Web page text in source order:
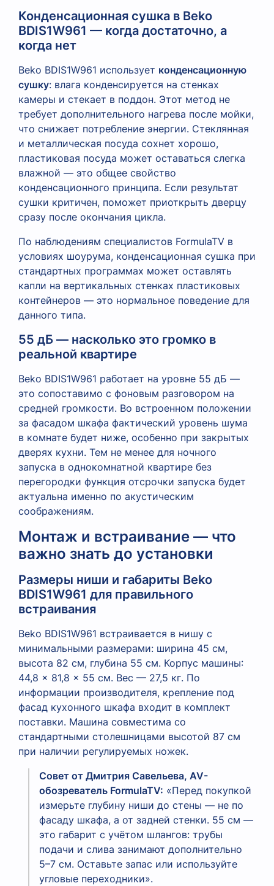
Конденсационная сушка в Beko
BDIS1W961 — когда достаточно, а
когда нет
Beko BDIS1W961 использует конденсационную
сушку: влага конденсируется на стенках
камеры и стекает в поддон. Этот метод не
требует дополнительного нагрева после мойки,
что снижает потребление энергии. Стеклянная
и металлическая посуда сохнет хорошо,
пластиковая посуда может оставаться слегка
влажной — это общее свойство
конденсационного принципа. Если результат
сушки критичен, поможет приоткрыть дверцу
сразу после окончания цикла.
По наблюдениям специалистов FormulaTV в
условиях шоурума, конденсационная сушка при
стандартных программах может оставлять
капли на вертикальных стенках пластиковых
контейнеров — это нормальное поведение для
данного типа.
55 дБ — насколько это громко в
реальной квартире
Beko BDIS1W961 работает на уровне 55 дБ —
это сопоставимо с фоновым разговором на
средней громкости. Во встроенном положении
за фасадом шкафа фактический уровень шума
в комнате будет ниже, особенно при закрытых
дверях кухни. Тем не менее для ночного
запуска в однокомнатной квартире без
перегородки функция отсрочки запуска будет
актуальна именно по акустическим
соображениям.
Монтаж и встраивание — что
важно знать до установки
Размеры ниши и габариты Beko
BDIS1W961 для правильного
встраивания
Beko BDIS1W961 встраивается в нишу с
минимальными размерами: ширина 45 см,
высота 82 см, глубина 55 см. Корпус машины:
44,8 × 81,8 × 55 см. Вес — 27,5 кг. По
информации производителя, крепление под
фасад кухонного шкафа входит в комплект
поставки. Машина совместима со
стандартными столешницами высотой 87 см
при наличии регулируемых ножек.
Совет от Дмитрия Савельева, AV-
обозреватель FormulaTV: «Перед покупкой
измерьте глубину ниши до стены — не по
фасаду шкафа, а от задней стенки. 55 см —
это габарит с учётом шлангов: трубы
подачи и слива занимают дополнительно
5–7 см. Оставьте запас или используйте
угловые переходники».